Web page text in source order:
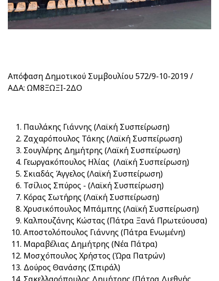
Απόφαση Δημοτικού Συμβουλίου 572/9-10-2019 /
ΑΔΑ: ΩΜ8ΞΩΞΙ-2ΔΟ
Παυλάκης Γιάννης (Λαϊκή Συσπείρωση)
Ζαχαρόπουλος Τάκης (Λαϊκή Συσπείρωση)
Σουγλέρης Δημήτρης (Λαϊκή Συσπείρωση)
Γεωργακόπουλος Ηλίας (Λαϊκή Συσπείρωση)
Σκιαδάς Άγγελος (Λαϊκή Συσπείρωση)
Τσίλιος Σπύρος - (Λαϊκή Συσπείρωση)
Κόρας Σωτήρης (Λαϊκή Συσπείρωση)
Χρυσικόπουλος Μπάμπης (Λαϊκή Συσπείρωση)
Καλπουζάνης Κώστας (Πάτρα Ξανά Πρωτεύουσα)
Αποστολόπουλος Γιάννης (Πάτρα Ενωμένη)
Μαραβέλιας Δημήτρης (Νέα Πάτρα)
Μοσχόπουλος Χρήστος (Ώρα Πατρών)
Δούρος Θανάσης (Σπιράλ)